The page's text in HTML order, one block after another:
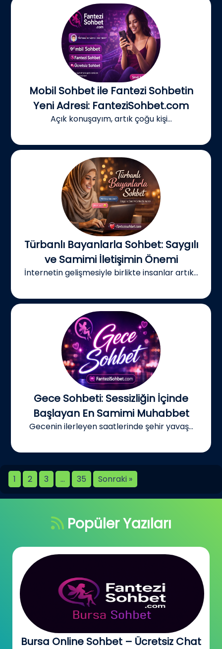
Mobil Sohbet ile Fantezi Sohbetin
Yeni Adresi: FanteziSohbet.com
Açık konuşayım, artık çoğu kişi...
Türbanlı Bayanlarla Sohbet: Saygılı
ve Samimi İletişimin Önemi
İnternetin gelişmesiyle birlikte insanlar artık...
Gece Sohbeti: Sessizliğin İçinde
Başlayan En Samimi Muhabbet
Gecenin ilerleyen saatlerinde şehir yavaş...
1 2 3 … 35 Sonraki »
Popüler Yazıları
Bursa Online Sohbet – Ücretsiz Chat